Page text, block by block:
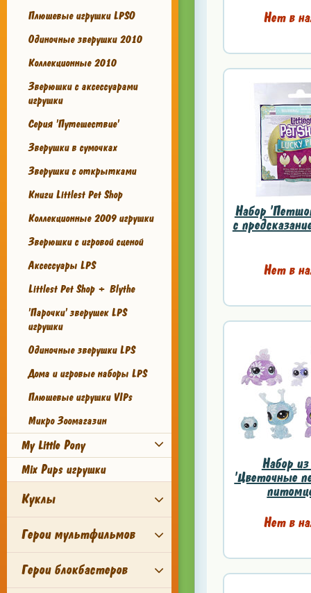
Плюшевые игрушки LPSO
Одиночные зверушки 2010
Коллекционные 2010
Зверюшки с аксессуарами
игрушки
Серия 'Путешествие'
Зверушки в сумочках
Зверушки с открытками
Книги Littlest Pet Shop
Коллекционные 2009 игрушки
Зверюшки с игровой сценой
Аксессуары LPS
Littlest Pet Shop + Blythe
'Парочки' зверушек LPS
игрушки
Одиночные зверушки LPS
Дома и игровые наборы LPS
Плюшевые игрушки VIPs
Микро Зоомагазин
My Little Pony
Mix Pups игрушки
Куклы
Герои мультфильмов
Герои блокбастеров
Нет в
Набор
с
Нет в
Набор
'Цветочные
Нет в